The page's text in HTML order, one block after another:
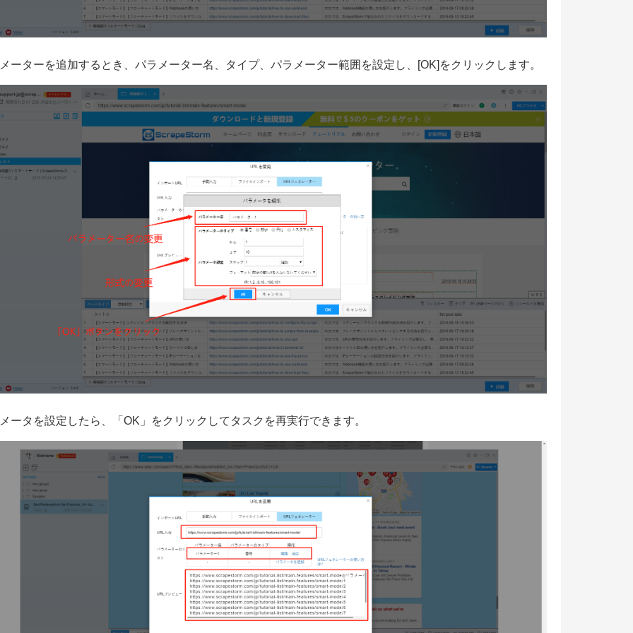
ーターを追加するとき、パラメーター名、タイプ、パラメーター範囲を設定し、[OK]をクリックします。
ータを設定したら、「OK」をクリックしてタスクを再実行できます。